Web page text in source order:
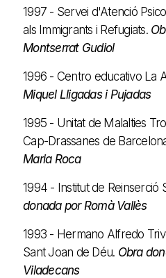
1997 - Servei d'Atenció
als Immigrants i Refugiats.
Montserrat Gudiol
1996 - Centro educativo La
Miquel Lligadas i Pujadas
1995 - Unitat de Malalties
Cap-Drassanes de
Maria Roca
1994 - Institut de Reinserció
donada por Romà Vallès
1993 - Hermano Alfredo
Sant Joan de Déu. Obra
Viladecans